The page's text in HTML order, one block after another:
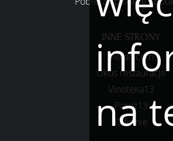
na
INNE STRONY
Vitkac.com
Likus restauracje
Vinoteka13
Pasaż13
O firmie